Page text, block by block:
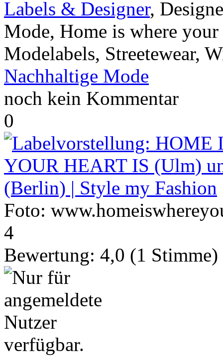
Labels & Designer,
Mode, Home is where
Modelabels, Streetewear,
Nachhaltige Mode
noch kein Kommentar
0
Foto:
4
Bewertung: 4,0 (1 Stimme)